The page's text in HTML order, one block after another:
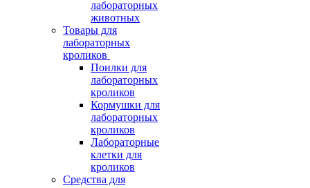
лабораторных
животных
Товары для
лабораторных
кроликов
Поилки для
лабораторных
кроликов
Кормушки для
лабораторных
кроликов
Лабораторные
клетки для
кроликов
Средства для